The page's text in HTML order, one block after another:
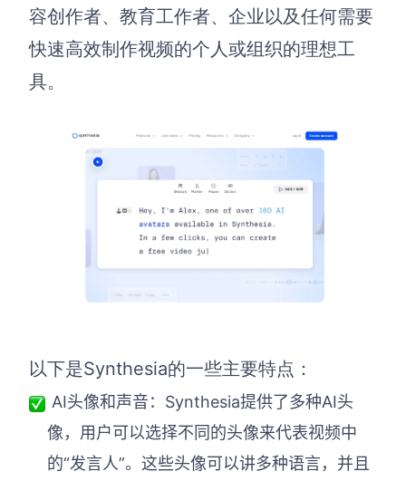
容创作者、教育工作者、企业以及任何需要
快速高效制作视频的个人或组织的理想工
具。
以下是Synthesia的一些主要特点：
AI头像和声音：Synthesia提供了多种AI头
像，用户可以选择不同的头像来代表视频中
的“发言人”。这些头像可以讲多种语言，并且